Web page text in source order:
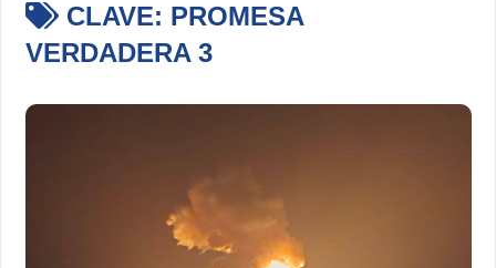
CLAVE: PROMESA
VERDADERA 3